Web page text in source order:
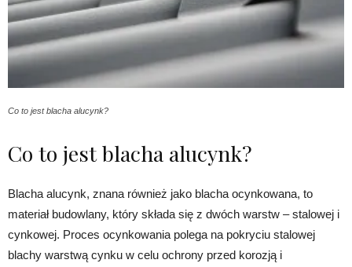
Co to jest blacha alucynk?
Co to jest blacha alucynk?
Blacha alucynk, znana również jako blacha ocynkowana, to
materiał budowlany, który składa się z dwóch warstw – stalowej i
cynkowej. Proces ocynkowania polega na pokryciu stalowej
blachy warstwą cynku w celu ochrony przed korozją i